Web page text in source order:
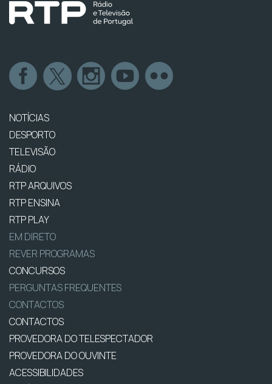
NOTÍCIAS
DESPORTO
TELEVISÃO
RÁDIO
RTP ARQUIVOS
RTP ENSINA
RTP PLAY
EM DIRETO
REVER PROGRAMAS
CONCURSOS
PERGUNTAS FREQUENTES
CONTACTOS
CONTACTOS
PROVEDORA DO TELESPECTADOR
PROVEDORA DO OUVINTE
ACESSIBILIDADES